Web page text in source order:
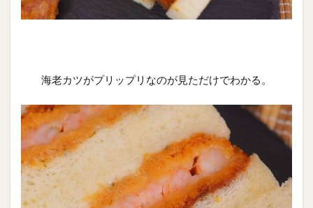
海老カツがプリップリなのが見ただけでわかる。